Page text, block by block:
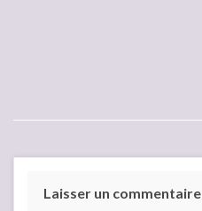
Laisser un commentaire